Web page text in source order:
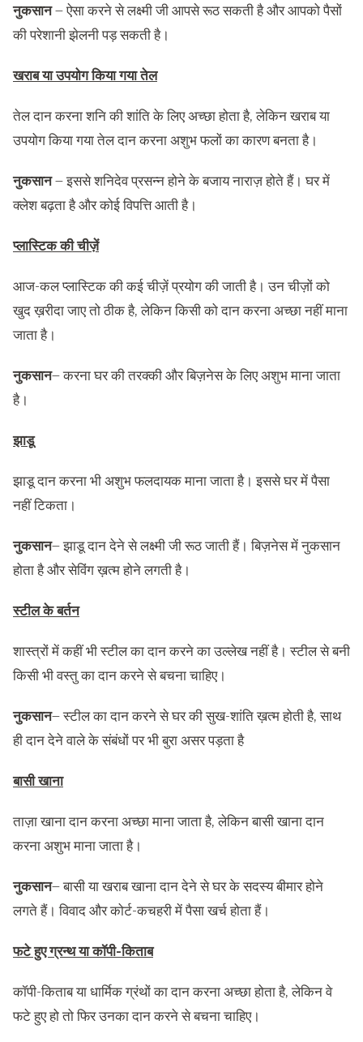
नुकसान– ऐसा करने से लक्ष्मी जी आपसे रूठ सकती है और आपको पैसों
की परेशानी झेलनी पड़ सकती है।
खराब या उपयोग किया गया तेल
तेल दान करना शनि की शांति के लिए अच्छा होता है, लेकिन खराब या
उपयोग किया गया तेल दान करना अशुभ फलों का कारण बनता है।
नुकसान– इससे शनिदेव प्रसन्न होने के बजाय नाराज़ होते हैं। घर में
क्लेश बढ़ता है और कोई विपत्ति आती है।
प्लास्टिक की चीज़ें
आज-कल प्लास्टिक की कई चीज़ें प्रयोग की जाती है। उन चीज़ों को
खुद ख़रीदा जाए तो ठीक है, लेकिन किसी को दान करना अच्छा नहीं माना
जाता है।
नुकसान– करना घर की तरक्की और बिज़नेस के लिए अशुभ माना जाता
है।
झाडू
झाडू दान करना भी अशुभ फलदायक माना जाता है। इससे घर में पैसा
नहीं टिकता।
नुकसान– झाडू दान देने से लक्ष्मी जी रूठ जाती हैं। बिज़नेस में नुकसान
होता है और सेविंग ख़त्म होने लगती है।
स्टील के बर्तन
शास्त्रों में कहीं भी स्टील का दान करने का उल्लेख नहीं है। स्टील से बनी
किसी भी वस्तु का दान करने से बचना चाहिए।
नुकसान– स्टील का दान करने से घर की सुख-शांति ख़त्म होती है, साथ
ही दान देने वाले के संबंधों पर भी बुरा असर पड़ता है
बासी खाना
ताज़ा खाना दान करना अच्छा माना जाता है, लेकिन बासी खाना दान
करना अशुभ माना जाता है।
नुकसान– बासी या खराब खाना दान देने से घर के सदस्य बीमार होने
लगते हैं। विवाद और कोर्ट-कचहरी में पैसा खर्च होता हैं।
फटे हुए ग्रन्थ या कॉपी-किताब
कॉपी-किताब या धार्मिक ग्रंथों का दान करना अच्छा होता है, लेकिन वे
फटे हुए हो तो फिर उनका दान करने से बचना चाहिए।